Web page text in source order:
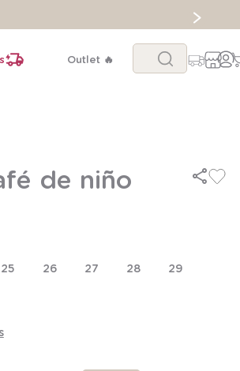
Outlet 🔥
Buscar...
de niño
25 26 27 28 29